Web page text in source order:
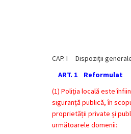
CAP. I Dispoziţii
ART. 1 Reformulat
(1) Poliţia locală este
siguranță publică, în
proprietății private și
următoarele domenii: